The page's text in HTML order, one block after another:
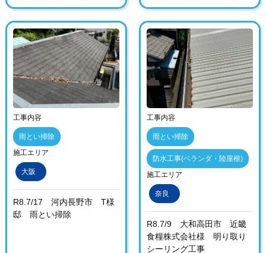
工事内容
雨とい掃除
施工エリア
大阪
R8.7/17 河内長野市 T様
邸 雨とい掃除
工事内容
雨とい掃除
防水工事(ベランダ・陸屋根)
施工エリア
奈良
R8.7/9 大和高田市 近畿
食糧株式会社様 明り取り
シーリング工事